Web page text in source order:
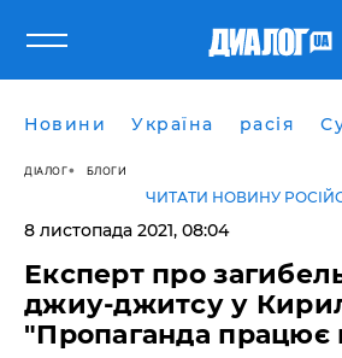
Новини Україна расія
ДІАЛОГ БЛОГИ
ЧИТАТИ НОВИНУ
8 листопада 2021, 08:04
Експерт про
джиу-джитсу у
"Пропаганда працює